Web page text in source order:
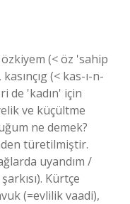
(< öz 'sahip
(< kas-ı-n-
de 'kadın' için
ve küçültme
ne demek?
türetilmiştir.
uyandım /
Kürtçe
(=evlilik vaadi),